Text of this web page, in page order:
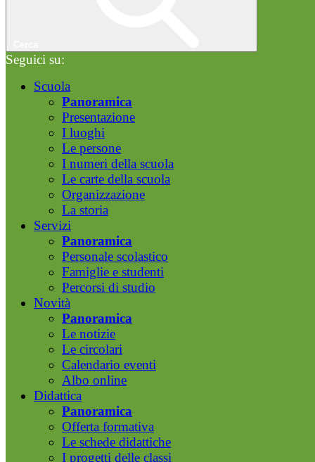
Seguici su:
Scuola
Panoramica
Presentazione
I luoghi
Le persone
I numeri della scuola
Le carte della scuola
Organizzazione
La storia
Servizi
Panoramica
Personale scolastico
Famiglie e studenti
Percorsi di studio
Novità
Panoramica
Le notizie
Le circolari
Calendario eventi
Albo online
Didattica
Panoramica
Offerta formativa
Le schede didattiche
I progetti delle classi